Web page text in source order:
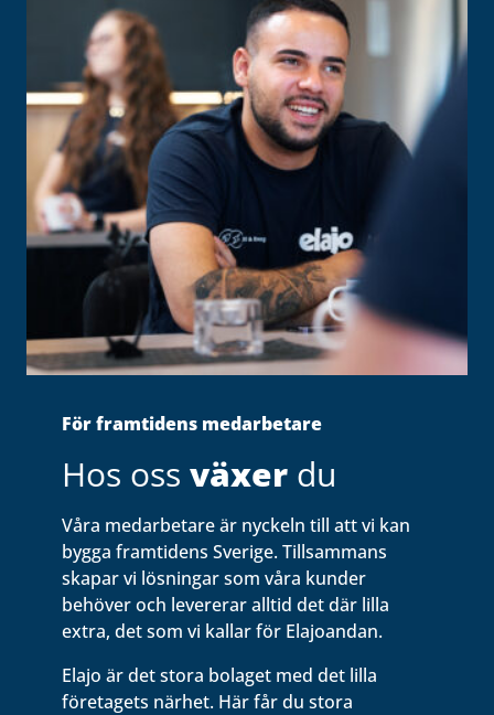
För framtidens medarbetare
Hos oss växer du
Våra medarbetare är nyckeln till att vi kan
bygga framtidens Sverige. Tillsammans
skapar vi lösningar som våra kunder
behöver och levererar alltid det där lilla
extra, det som vi kallar för Elajoandan.
Elajo är det stora bolaget med det lilla
företagets närhet. Här får du stora